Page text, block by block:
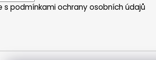
s podmínkami ochrany osobních údajů